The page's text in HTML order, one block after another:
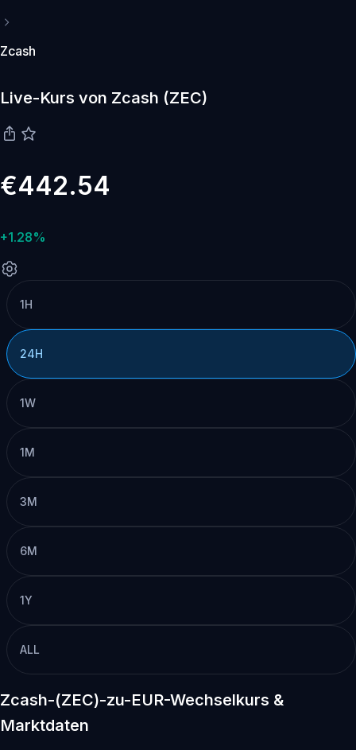
Zcash
Live-Kurs von Zcash (ZEC)
€442.54
+1.28%
1H
24H
1W
1M
3M
6M
1Y
ALL
Zcash-(ZEC)-zu-EUR-Wechselkurs &
Marktdaten